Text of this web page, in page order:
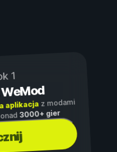
1
aplikacjaz modami
3000+ gier